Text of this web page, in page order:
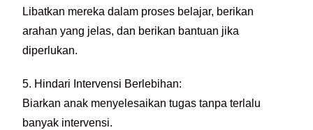
Libatkan mereka dalam proses belajar, berikan
arahan yang jelas, dan berikan bantuan jika
diperlukan.
5. Hindari Intervensi Berlebihan:
Biarkan anak menyelesaikan tugas tanpa terlalu
banyak intervensi.